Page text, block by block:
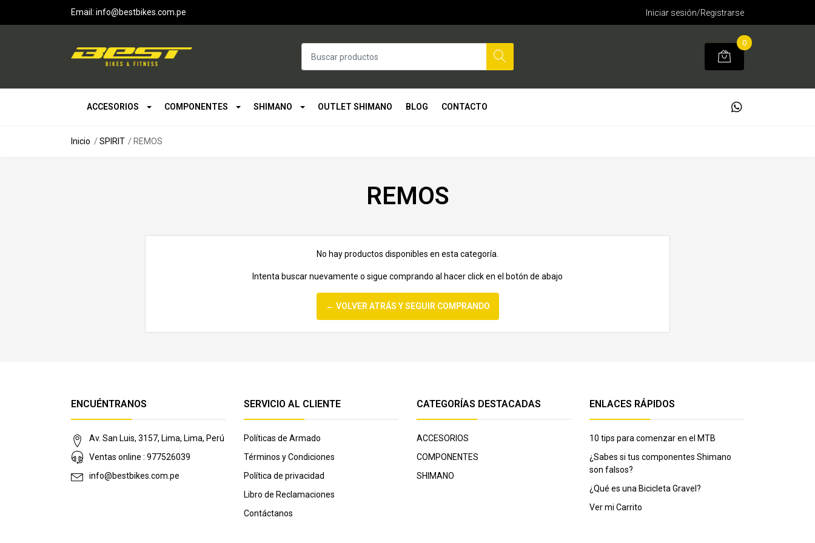
Email: info@bestbikes.com.pe Iniciar sesión/Registrarse
0
ACCESORIOS COMPONENTES SHIMANO OUTLET SHIMANO BLOG CONTACTO
Inicio SPIRIT REMOS
REMOS
No hay productos disponibles en esta categoría.
Intenta buscar nuevamente o sigue comprando al hacer click en el botón de abajo
← VOLVER ATRÁS Y SEGUIR COMPRANDO
ENCUÉNTRANOS
Av. San Luis, 3157, Lima, Lima, Perú
Ventas online : 977526039
info@bestbikes.com.pe
SERVICIO AL CLIENTE
Políticas de Armado
Términos y Condiciones
Política de privacidad
Libro de Reclamaciones
Contáctanos
CATEGORÍAS DESTACADAS
ACCESORIOS
COMPONENTES
SHIMANO
ENLACES RÁPIDOS
10 tips para comenzar en el MTB
¿Sabes si tus componentes Shimano
son falsos?
¿Qué es una Bicicleta Gravel?
Ver mi Carrito